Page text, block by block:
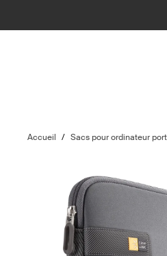
Accueil / Sacs pour ordinateur